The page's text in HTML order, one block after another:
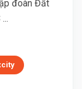
đoàn Đất